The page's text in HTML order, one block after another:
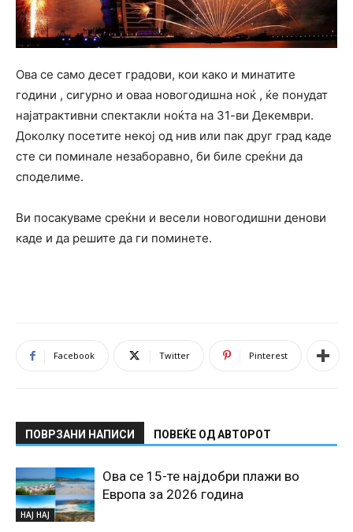
Ова се само десет градови, кои како и минатите
години , сигурно и оваа новогодишна ноќ , ќе понудат
најатрактивни спектакли ноќта на 31-ви Декември.
Доколку посетите некој од нив или пак друг град каде
сте си поминале незаборавно, би биле среќни да
споделиме.
Ви посакуваме среќни и весели новогодишни денови
каде и да решите да ги поминете.
Facebook Twitter Pinterest
ПОВРЗАНИ НАПИСИ ПОВЕЌЕ ОД АВТОРОТ
НАЈ НАЈ
Ова се 15-те најдобри плажи во
Европа за 2026 година